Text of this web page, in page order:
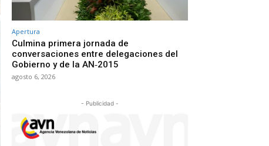
Apertura
Culmina primera jornada de
conversaciones entre delegaciones del
Gobierno y de la AN‑2015
agosto 6, 2026
- Publicidad -